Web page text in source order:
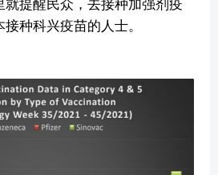
就提醒民众，去接种加强剂疫
种科兴疫苗的人士。